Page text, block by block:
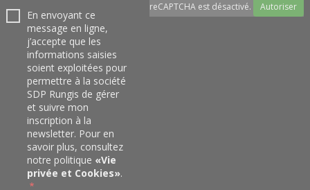
En envoyant ce
message en ligne,
j’accepte que les
informations saisies
soient exploitées pour
permettre à la société
SDP Rungis de gérer
et suivre mon
inscription à la
newsletter. Pour en
savoir plus, consultez
notre politique «Vie
privée et Cookies».
reCAPTCHA est désactivé. Autoriser